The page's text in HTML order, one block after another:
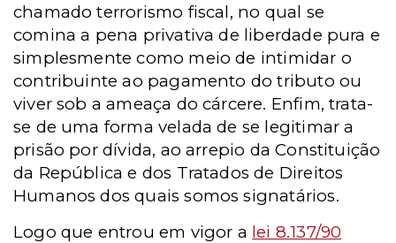
chamado terrorismo fiscal, no qual se
comina a pena privativa de liberdade pura e
simplesmente como meio de intimidar o
contribuinte ao pagamento do tributo ou
viver sob a ameaça do cárcere. Enfim, trata-
se de uma forma velada de se legitimar a
prisão por dívida, ao arrepio da Constituição
da República e dos Tratados de Direitos
Humanos dos quais somos signatários.
Logo que entrou em vigor a lei 8.137/90